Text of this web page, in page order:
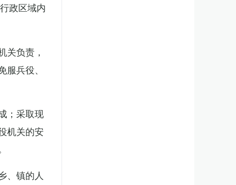
政区域内
关负责，
兵役、
；采取现
机关的安
、镇的人